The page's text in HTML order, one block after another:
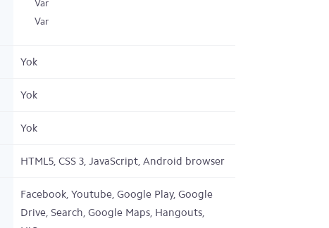
Var
Var
Yok
Yok
Yok
HTML5, CSS 3, JavaScript, Android browser
Facebook, Youtube, Google Play, Google
Drive, Search, Google Maps, Hangouts,